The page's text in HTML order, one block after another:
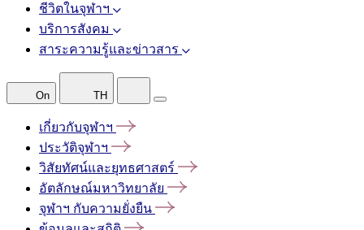
ชีวิตในจุฬาฯ
บริการสังคม
สาระความรู้และข่าวสาร
On TH
เกี่ยวกับจุฬาฯ
ประวัติจุฬาฯ
วิสัยทัศน์และยุทธศาสตร์
อัตลักษณ์มหาวิทยาลัย
จุฬาฯ กับความยั่งยืน